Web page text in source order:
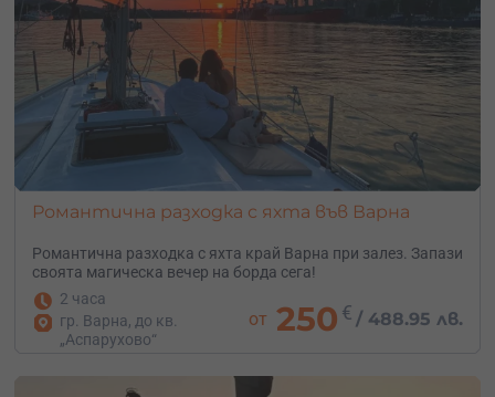
Романтична разходка с яхта във Варна
Романтична разходка с яхта край Варна при залез. Запази
своята магическа вечер на борда сега!
2 часа
гр. Варна, до кв.
„Аспарухово“
от 250 € /488.95 лв.